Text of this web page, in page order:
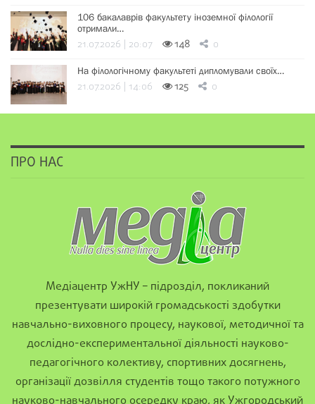
106 бакалаврів факультету іноземної філології
отримали…
21.07.2026 | 20:07 148 0
На філологічному факультеті дипломували своїх…
21.07.2026 | 14:06 125 0
ПРО НАС
Медіацентр УжНУ – підрозділ, покликаний
презентувати широкій громадськості здобутки
навчально-виховного процесу, наукової, методичної та
дослідно-експериментальної діяльності науково-
педагогічного колективу, спортивних досягнень,
організації дозвілля студентів тощо такого потужного